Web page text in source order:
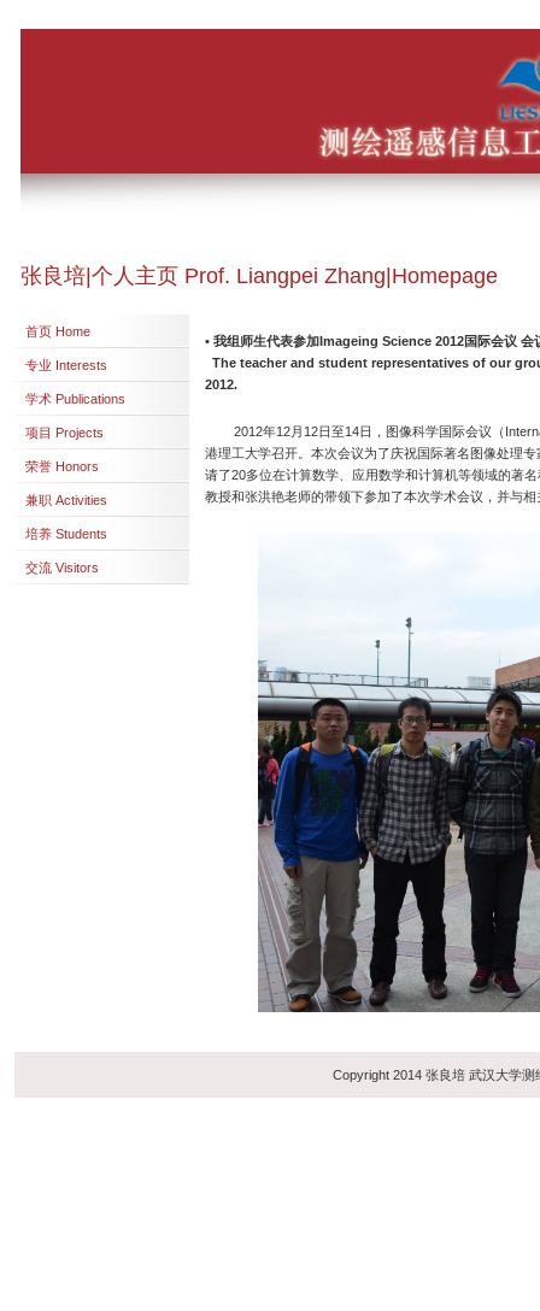
张良培|个人主页 Prof. Liangpei Zhang|Homepage
首页 Home
专业 Interests
学术 Publications
项目 Projects
荣誉 Honors
兼职 Activities
培养 Students
交流 Visitors
• 我组师生代表参加Imageing Science 2012国际会议 会
The teacher and student representatives of our
2012.
2012年12月12日至14日，图像科学国际会议（
港理工大学召开。本次会议为了庆祝国际著名图像处理
请了20多位在计算数学、应用数学和计算机等领域的著
教授和张洪艳老师的带领下参加了本次学术会议，并与
Copyright 2014 张良培 武汉大学